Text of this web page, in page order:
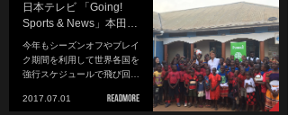
日本テレビ 「Going!
Sports & News」本田…
今年もシーズンオフやブレイ
ク期間を利用して世界各国を
強行スケジュールで飛び回…
2017.07.01